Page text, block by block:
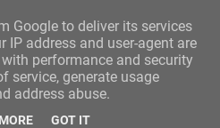
Google to deliver its services
IP address and user-agent are
performance and security
service, generate usage
address abuse.
GOT IT